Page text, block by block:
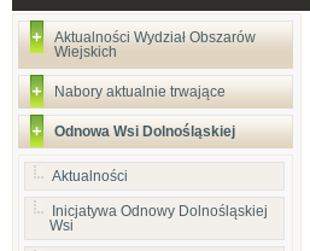
Aktualności Wydział Obszarów
Wiejskich
Nabory aktualnie trwające
Odnowa Wsi Dolnośląskiej
Aktualności
Inicjatywa Odnowy Dolnośląskiej
Wsi